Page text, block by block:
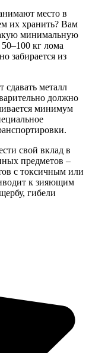
место в
их хранить? Вам
минимальную
кг лома
забирается из
металл
должно
минимум
свой вклад в
предметов –
с токсичным или
к зияющим
гибели